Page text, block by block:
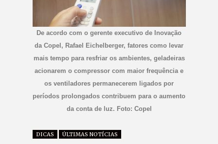
De acordo com o gerente executivo de Inovação
da Copel, Rafael Eichelberger, fatores como levar
mais tempo para resfriar os ambientes, geladeiras
acionarem o compressor com maior frequência e
os ventiladores permanecerem ligados por
períodos prolongados contribuem para o aumento
da conta de luz. Foto: Copel
DICAS ÚLTIMAS NOTÍCIAS